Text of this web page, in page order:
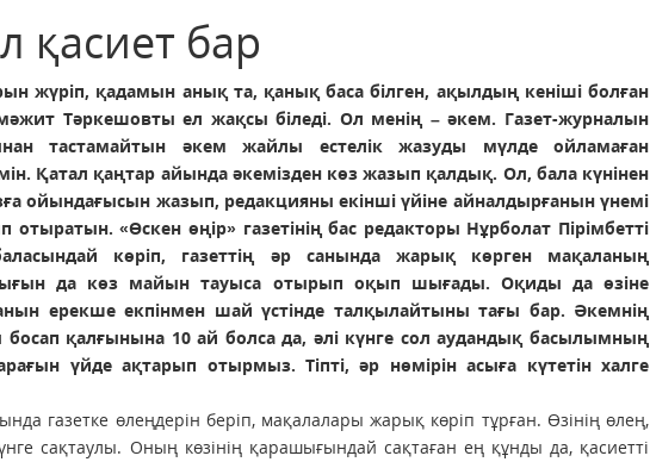
қасиет бар
жүріп, қадамын анық та, қанық баса білген, ақылдың кеніші болған
Тәркешовты ел жақсы біледі. Ол менің – әкем. Газет-журналын
тастамайтын әкем жайлы естелік жазуды мүлде ойламаған
Қатал қаңтар айында әкемізден көз жазып қалдық. Ол, бала күнінен
ойындағысын жазып, редакцияны екінші үйіне айналдырғанын үнемі
отыратын. «Өскен өңір» газетінің бас редакторы Нұрболат Пірімбетті
көріп, газеттің әр санында жарық көрген мақаланың
да көз майын тауыса отырып оқып шығады. Оқиды да өзіне
ерекше екпінмен шай үстінде талқылайтыны тағы бар. Әкемнің
босап қалғынына 10 ай болса да, әлі күнге сол аудандық басылымның
үйде ақтарып отырмыз. Тіпті, әр нөмірін асыға күтетін халге
газетке өлеңдерін беріп, мақалалары жарық көріп тұрған. Өзінің өлең,
сақтаулы. Оның көзінің қарашығындай сақтаған ең құнды да, қасиетті